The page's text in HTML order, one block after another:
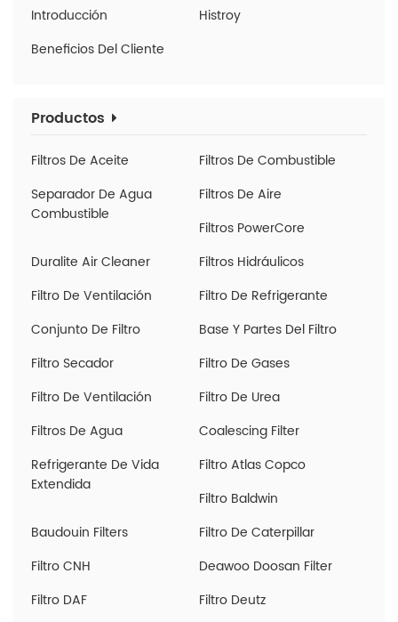
Introducción
Histroy
Beneficios Del Cliente
Productos
Filtros De Aceite
Filtros De Combustible
Separador De Agua
Combustible
Filtros De Aire
Filtros PowerCore
Duralite Air Cleaner
Filtros Hidráulicos
Filtro De Ventilación
Filtro De Refrigerante
Conjunto De Filtro
Base Y Partes Del Filtro
Filtro Secador
Filtro De Gases
Filtro De Ventilación
Filtro De Urea
Filtros De Agua
Coalescing Filter
Refrigerante De Vida
Extendida
Filtro Atlas Copco
Filtro Baldwin
Baudouin Filters
Filtro De Caterpillar
Filtro CNH
Deawoo Doosan Filter
Filtro DAF
Filtro Deutz